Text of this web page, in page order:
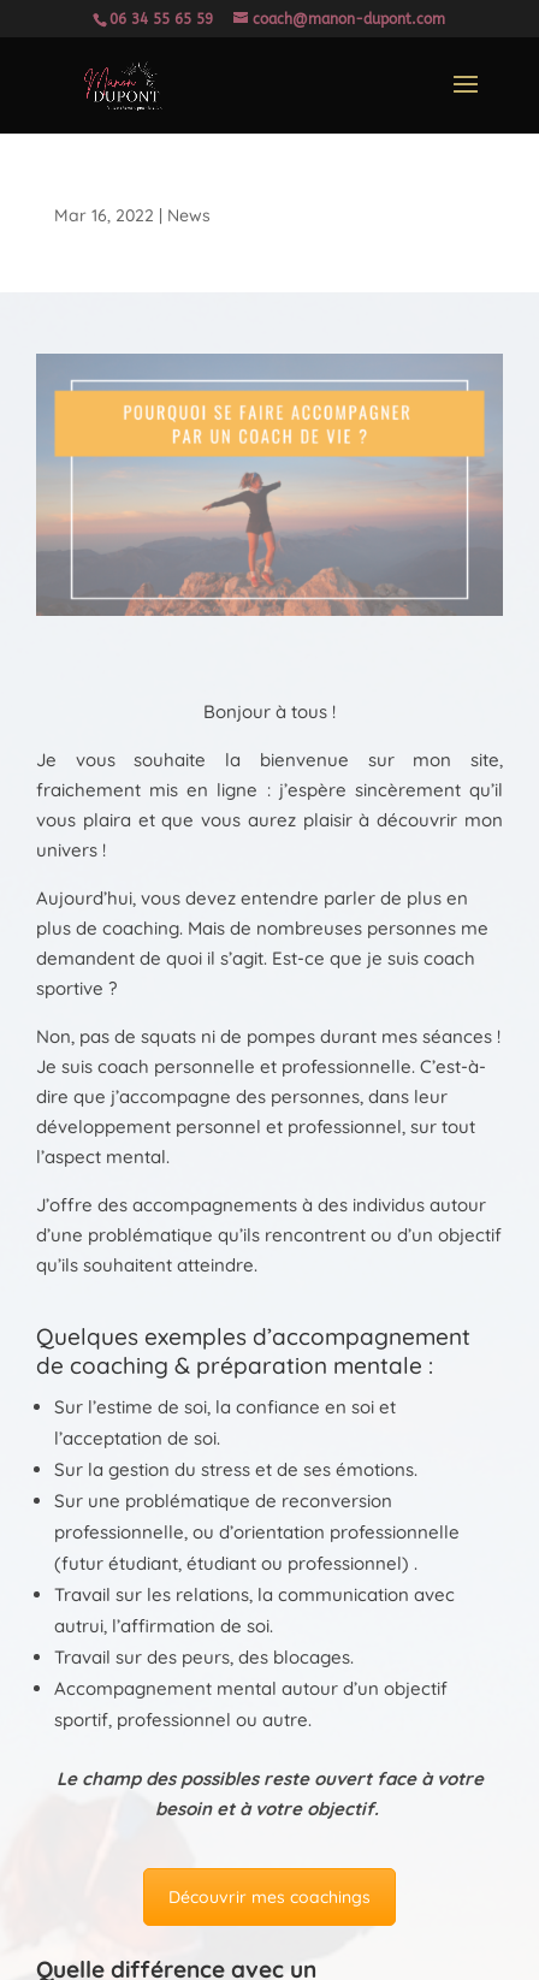
06 34 55 65 59 coach@manon-dupont.com
Mar 16, 2022 | News
Bonjour à tous !
Je vous souhaite la bienvenue sur mon site,
fraichement mis en ligne : j’espère sincèrement qu’il
vous plaira et que vous aurez plaisir à découvrir mon
univers !
Aujourd’hui, vous devez entendre parler de plus en
plus de coaching. Mais de nombreuses personnes me
demandent de quoi il s’agit. Est-ce que je suis coach
sportive ?
Non, pas de squats ni de pompes durant mes séances !
Je suis coach personnelle et professionnelle. C’est-à-
dire que j’accompagne des personnes, dans leur
développement personnel et professionnel, sur tout
l’aspect mental.
J’offre des accompagnements à des individus autour
d’une problématique qu’ils rencontrent ou d’un objectif
qu’ils souhaitent atteindre.
Quelques exemples d’accompagnement
de coaching & préparation mentale :
Sur l’estime de soi, la confiance en soi et
l’acceptation de soi.
Sur la gestion du stress et de ses émotions.
Sur une problématique de reconversion
professionnelle, ou d’orientation professionnelle
(futur étudiant, étudiant ou professionnel) .
Travail sur les relations, la communication avec
autrui, l’affirmation de soi.
Travail sur des peurs, des blocages.
Accompagnement mental autour d’un objectif
sportif, professionnel ou autre.
Le champ des possibles reste ouvert face à votre
besoin et à votre objectif.
Découvrir mes coachings
Quelle différence avec un